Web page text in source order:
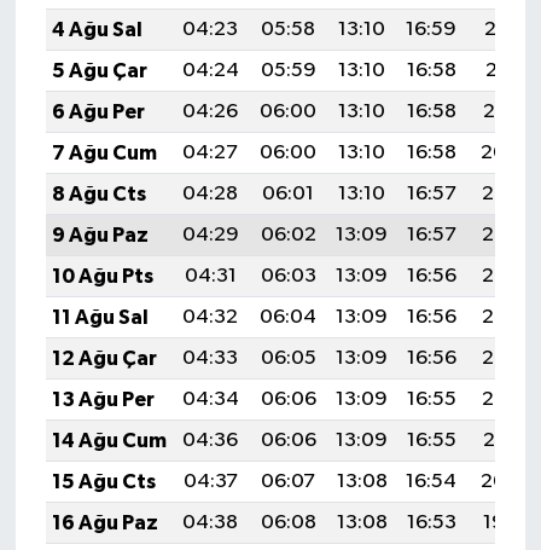
4 Ağu Sal
04:23 05:58 13:10 16:59
20:12
5 Ağu Çar
04:24 05:59 13:10 16:58
20:11
6 Ağu Per
04:26 06:00 13:10 16:58
20:10
7 Ağu Cum
04:27 06:00 13:10 16:58
20:09
8 Ağu Cts
04:28 06:01 13:10 16:57
20:08
9 Ağu Paz
04:29 06:02 13:09 16:57
20:07
10 Ağu Pts
04:31 06:03 13:09 16:56
20:06
11 Ağu Sal
04:32 06:04 13:09 16:56
20:05
12 Ağu Çar
04:33 06:05 13:09 16:56
20:03
13 Ağu Per
04:34 06:06 13:09 16:55
20:02
14 Ağu Cum
04:36 06:06 13:09 16:55
20:01
15 Ağu Cts
04:37 06:07 13:08 16:54
20:00
16 Ağu Paz
04:38 06:08 13:08 16:53
19:59